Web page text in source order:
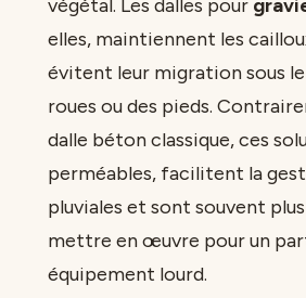
végétal. Les dalles pour
elles, maintiennent les
évitent leur migration sous
roues ou des pieds.
dalle béton classique, ces
perméables, facilitent la
pluviales et sont souvent
mettre en œuvre pour un
équipement lourd.